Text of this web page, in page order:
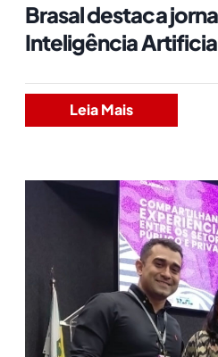
Brasal destaca
Inteligência
Leia Mais